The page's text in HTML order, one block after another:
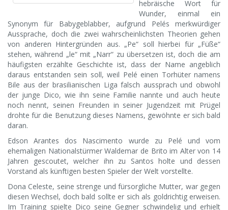
hebräische Wort für
Wunder, einmal ein
Synonym für Babygeblabber, aufgrund Pelés merkwürdiger
Aussprache, doch die zwei wahrscheinlichsten Theorien gehen
von anderen Hintergründen aus. „Pe“ soll hierbei für „Füße“
stehen, während „le“ mit „Narr“ zu übersetzen ist, doch die am
häufigsten erzählte Geschichte ist, dass der Name angeblich
daraus entstanden sein soll, weil Pelé einen Torhüter namens
Bile aus der brasilianischen Liga falsch aussprach und obwohl
der junge Dico, wie ihn seine Familie nannte und auch heute
noch nennt, seinen Freunden in seiner Jugendzeit mit Prügel
drohte für die Benutzung dieses Namens, gewöhnte er sich bald
daran.
Edson Arantes dos Nascimento wurde zu Pelé und vom
ehemaligen Nationalstürmer Waldemar de Brito im Alter von 14
Jahren gescoutet, welcher ihn zu Santos holte und dessen
Vorstand als künftigen besten Spieler der Welt vorstellte.
Dona Celeste, seine strenge und fürsorgliche Mutter, war gegen
diesen Wechsel, doch bald sollte er sich als goldrichtig erweisen.
Im Training spielte Dico seine Gegner schwindelig und erhielt